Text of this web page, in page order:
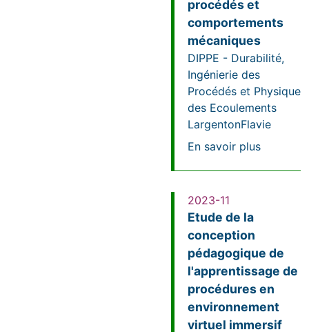
procédés et
comportements
mécaniques
DIPPE - Durabilité,
Ingénierie des
Procédés et Physique
des Ecoulements
LargentonFlavie
En savoir plussur
2023-11
Etude de la
conception
pédagogique de
l'apprentissage de
procédures en
environnement
virtuel immersif